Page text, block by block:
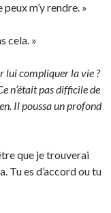
m’y rendre. »
cela. »
lui compliquer la vie ?
n’était pas difficile de
Il poussa un profond
que je trouverai
Tu es d’accord ou tu